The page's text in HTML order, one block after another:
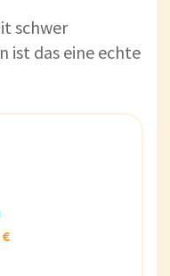
schwer
ist das eine echte
€